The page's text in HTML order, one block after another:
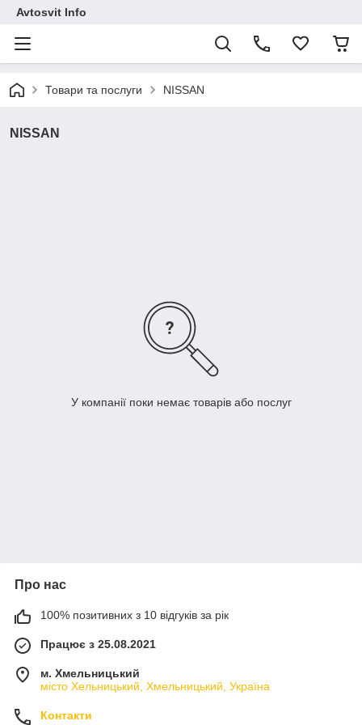
Avtosvit Info
Товари та послуги NISSAN
NISSAN
У компанії поки немає товарів або послуг
Про нас
100% позитивних з 10 відгуків за рік
Працює з 25.08.2021
м. Хмельницький
місто Хельницький, Хмельницький, Україна
Контакти